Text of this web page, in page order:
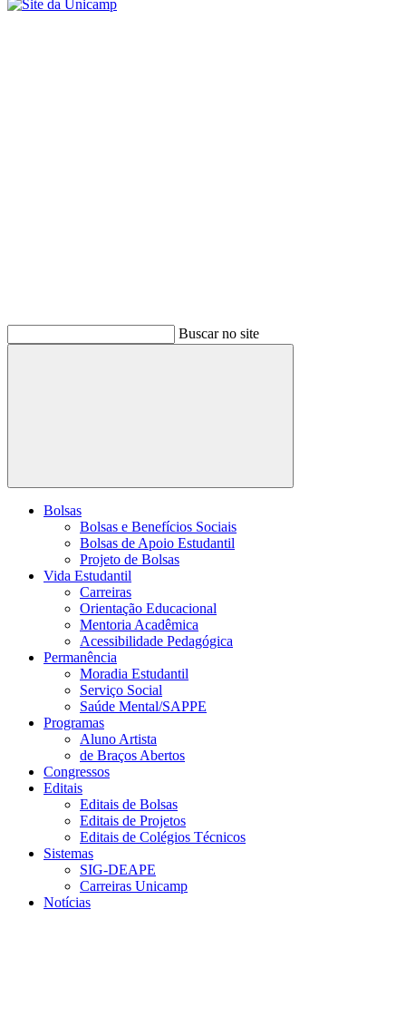
Buscar no site
Buscar
Bolsas
Bolsas e Benefícios Sociais
Bolsas de Apoio Estudantil
Projeto de Bolsas
Vida Estudantil
Carreiras
Orientação Educacional
Mentoria Acadêmica
Acessibilidade Pedagógica
Permanência
Moradia Estudantil
Serviço Social
Saúde Mental/SAPPE
Programas
Aluno Artista
de Braços Abertos
Congressos
Editais
Editais de Bolsas
Editais de Projetos
Editais de Colégios Técnicos
Sistemas
SIG-DEAPE
Carreiras Unicamp
Notícias